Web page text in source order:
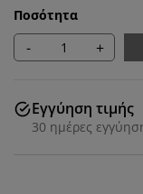
Ποσότητα
- +
Εγγύηση τιμής
30 ημέρες